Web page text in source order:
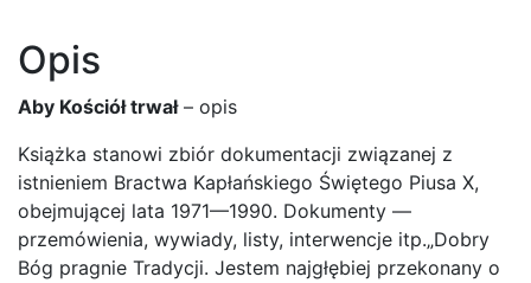
Opis
Aby Kościół trwał– opis
Książka stanowi zbiór dokumentacji związanej z
istnieniem Bractwa Kapłańskiego Świętego Piusa X,
obejmującej lata 1971—1990. Dokumenty —
przemówienia, wywiady, listy, interwencje itp.„Dobry
Bóg pragnie Tradycji. Jestem najgłębiej przekonany o